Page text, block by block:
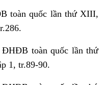
toàn quốc lần thứ XIII,
toàn quốc lần thứ
1, tr.89-90.